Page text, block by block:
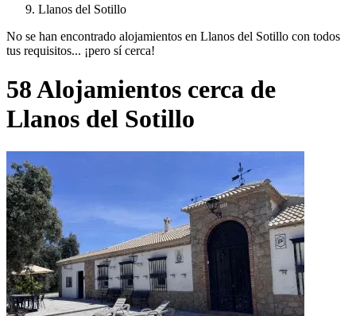
Llanos del Sotillo
No se han encontrado alojamientos en Llanos del Sotillo con todos
tus requisitos... ¡pero sí cerca!
58 Alojamientos cerca de
Llanos del Sotillo